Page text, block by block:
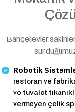
Bahçelievler
Robotik
restoran ve
ve tuvalet
vermeyen çelik